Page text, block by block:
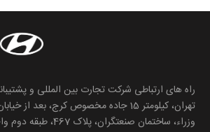
راه های ارتباطی شرکت تجارت بین المللی و
تهران، کیلومتر 15 جاده مخصوص کرج،
وزراء، ساختمان صنعتگران، پلاک 467، طبقه دوم واحد 9